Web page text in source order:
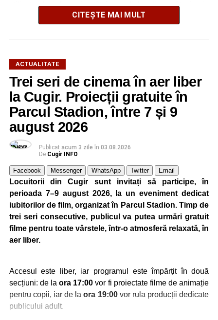
utilizate de infractori, atât în mediul online, cât și prin
contact direct. Polițiștii i-au sfătuit pe seniori să nu
evite accesarea linkurilor primite prin mesaje suspecte și
ales în situațiile în care li se solicită sume de bani sub
pretextul că o rudă ar fi fost implicată într-un accident
rutier.
De asemenea, participanții au fost avertizați să manifeste
prudență atunci când sunt abordați pe stradă de persoane
necunoscute care încearcă să le câștige încrederea prin
gesturi aparent prietenoase, cum ar fi îmbrățișările,
deoarece acestea pot ascunde tentative de furt.
La finalul activității, polițiștii i-au încurajat pe seniori să
solicite ajutor ori de câte ori au suspiciuni că ar putea fi
victimele unei înșelăciuni sau ale unei alte fapte ilegale,
subliniind că prevenția rămâne cea mai eficientă metodă
Adaugă cugirinfo.ro ca sursă
preferată pe Google
Ultimele știri din Cugir
CITEȘTE MAI MULT
ACTUALITATE
Trei seri de cinema în aer liber
la Cugir. Proiecții gratuite în
Parcul Stadion, între 7 și 9
august 2026
Publicat acum 3 zile în 03.08.2026
De Cugir INFO
Facebook Messenger WhatsApp Twitter Email
Locuitorii din Cugir sunt invitați să participe, în
perioada 7–9 august 2026, la un eveniment dedicat
iubitorilor de film, organizat în Parcul Stadion. Timp de
trei seri consecutive, publicul va putea urmări gratuit
filme pentru toate vârstele, într-o atmosferă relaxată, în
aer liber.
Accesul este liber, iar programul este împărțit în două
secțiuni: de laora 17:00 vor fi proiectate filme de animație
pentru copii, iar de laora 19:00vor rula producții dedicate
publicului adult.